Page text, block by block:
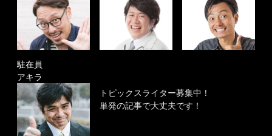
駐在員
アキラ
トピックスライター募集中！
単発の記事で大丈夫です！